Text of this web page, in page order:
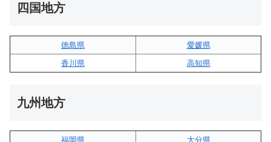
四国地方
徳島県
愛媛県
香川県
高知県
九州地方
福岡県 大分県